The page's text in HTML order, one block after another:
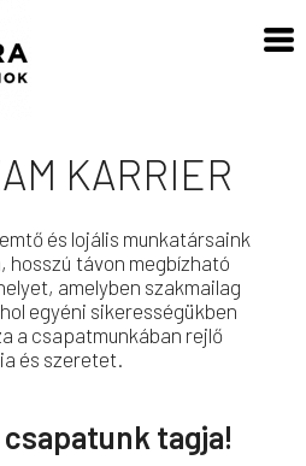
KARRIER
és lojális munkatársaink
hosszú távon megbízható
amelyben szakmailag
egyéni sikerességükben
a csapatmunkában rejlő
és szeretet.
csapatunk tagja!